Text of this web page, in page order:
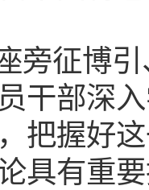
旁征博
干部深
， 把握好
具有重